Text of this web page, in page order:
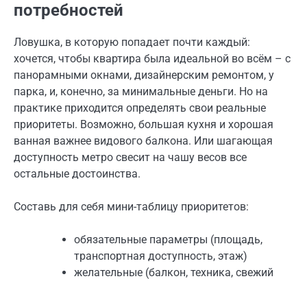
потребностей
Ловушка, в которую попадает почти каждый:
хочется, чтобы квартира была идеальной во всём – с
панорамными окнами, дизайнерским ремонтом, у
парка, и, конечно, за минимальные деньги. Но на
практике приходится определять свои реальные
приоритеты. Возможно, большая кухня и хорошая
ванная важнее видового балкона. Или шагающая
доступность метро свесит на чашу весов все
остальные достоинства.
Составь для себя мини-таблицу приоритетов:
обязательные параметры (площадь,
транспортная доступность, этаж)
желательные (балкон, техника, свежий